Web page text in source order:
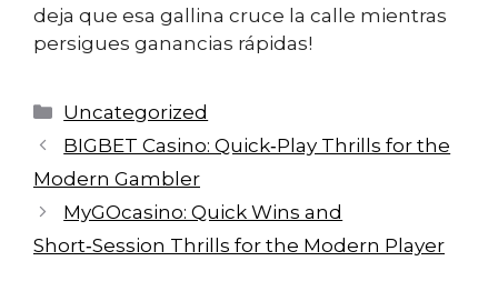
deja que esa gallina cruce la calle mientras
persigues ganancias rápidas!
Categorías
Uncategorized
BIGBET Casino: Quick‑Play Thrills for the
Modern Gambler
MyGOcasino: Quick Wins and
Short‑Session Thrills for the Modern Player